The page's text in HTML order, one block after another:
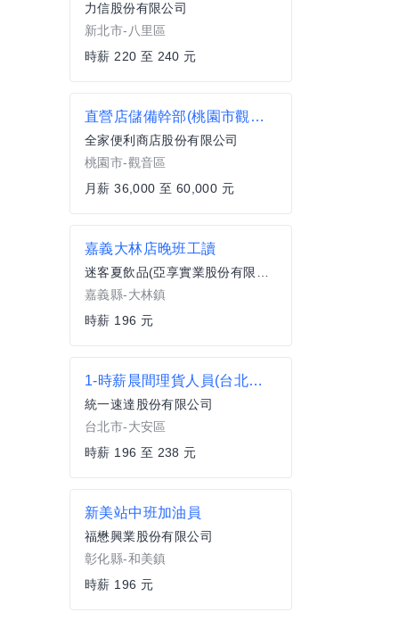
力信股份有限公司
新北市-八里區
時薪 220 至 240 元
直營店儲備幹部(桃園市觀音區)
全家便利商店股份有限公司
桃園市-觀音區
月薪 36,000 至 60,000 元
嘉義大林店晚班工讀
迷客夏飲品(亞享實業股份有限公司)
嘉義縣-大林鎮
時薪 196 元
1-時薪晨間理貨人員(台北大安-延吉)(華視附近)
統一速達股份有限公司
台北市-大安區
時薪 196 至 238 元
新美站中班加油員
福懋興業股份有限公司
彰化縣-和美鎮
時薪 196 元